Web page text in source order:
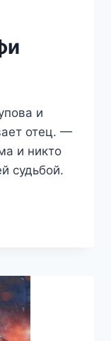
и
отец. —
и никто
судьбой.